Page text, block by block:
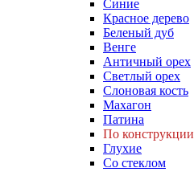
Синие
Красное дерево
Беленый дуб
Венге
Античный орех
Светлый орех
Слоновая кость
Махагон
Патина
По конструкции
Глухие
Со стеклом